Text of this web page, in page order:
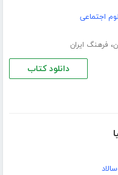
اجتماعی
، فرهنگ ایران
دانلود کتاب